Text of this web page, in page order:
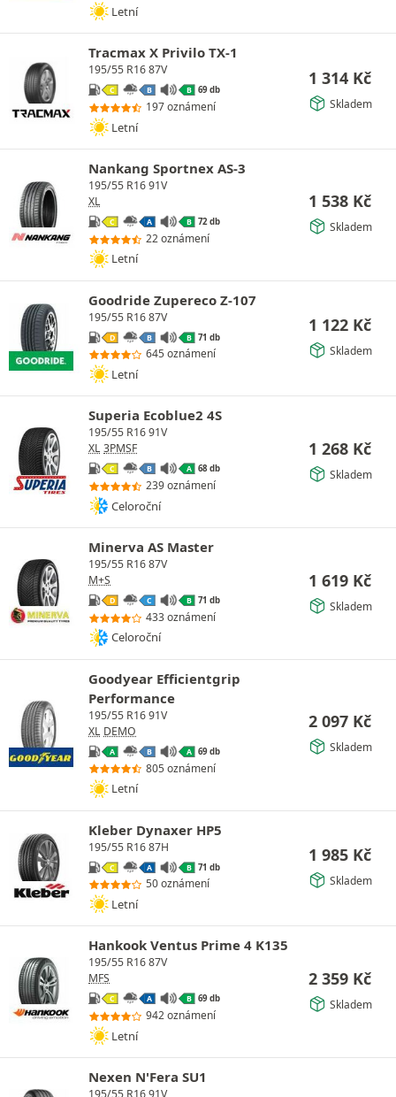
Letní
Tracmax X Privilo TX-1
195/55 R16 87V
C B B 69 db
197 oznámení
Letní
1 314 Kč
Skladem
Nankang Sportnex AS-3
195/55 R16 91V
XL
C A B 72 db
22 oznámení
Letní
1 538 Kč
Skladem
Goodride Zupereco Z-107
195/55 R16 87V
D B B 71 db
645 oznámení
Letní
1 122 Kč
Skladem
Superia Ecoblue2 4S
195/55 R16 91V
XL 3PMSF
C B A 68 db
239 oznámení
Celoroční
1 268 Kč
Skladem
Minerva AS Master
195/55 R16 87V
M+S
D C B 71 db
433 oznámení
Celoroční
1 619 Kč
Skladem
Goodyear Efficientgrip
Performance
195/55 R16 91V
XL DEMO
A B A 69 db
805 oznámení
Letní
2 097 Kč
Skladem
Kleber Dynaxer HP5
195/55 R16 87H
C A B 71 db
50 oznámení
Letní
1 985 Kč
Skladem
Hankook Ventus Prime 4 K135
195/55 R16 87V
MFS
C A B 69 db
942 oznámení
Letní
2 359 Kč
Skladem
Nexen N'Fera SU1
195/55 R16 91V